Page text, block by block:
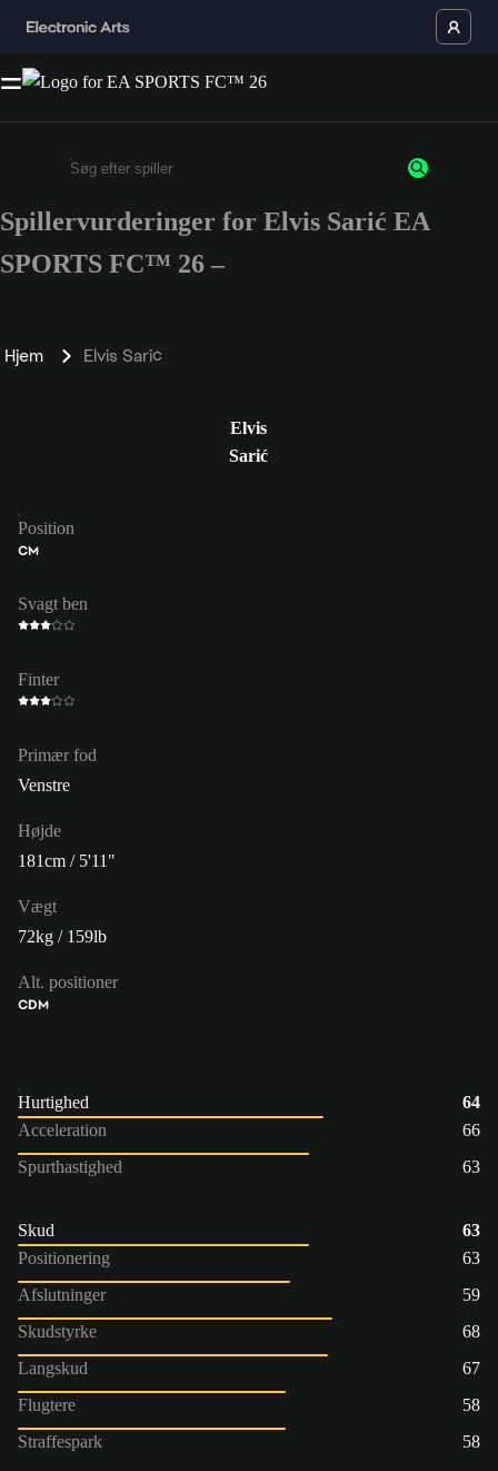
Enter a minimum of 3 characters or numbers
Spillervurderinger for Elvis Sarić EA
SPORTS FC™ 26 –
Hjem Elvis Sarić
Elvis
Sarić
Position
CM
Svagt ben
Finter
Primær fod
Venstre
Højde
181cm / 5'11"
Vægt
72kg / 159lb
Alt. positioner
CDM
Hurtighed
64
Acceleration
66
Spurthastighed
63
Skud
63
Positionering
63
Afslutninger
59
Skudstyrke
68
Langskud
67
Flugtere
58
Straffespark
58